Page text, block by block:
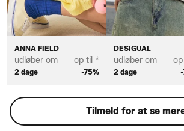
ANNA FIELD
udløber om
2 dage
op til *
-75%
DESIGUAL
udløber om
2 dage
Tilmeld for at se